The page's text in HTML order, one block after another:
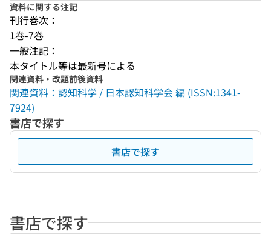
資料に関する注記
刊行巻次：
1巻-7巻
一般注記：
本タイトル等は最新号による
関連資料・改題前後資料
関連資料：認知科学 / 日本認知科学会 編 (ISSN:1341-
7924)
書店で探す
書店で探す
書店で探す